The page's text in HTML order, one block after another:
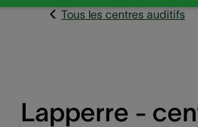
Tous les centres auditifs
Lapperre -